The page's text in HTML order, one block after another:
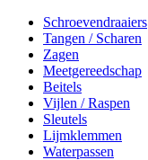
Schroevendraaiers
Tangen / Scharen
Zagen
Meetgereedschap
Beitels
Vijlen / Raspen
Sleutels
Lijmklemmen
Waterpassen